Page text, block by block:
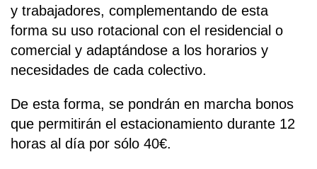
y trabajadores, complementando de esta
forma su uso rotacional con el residencial o
comercial y adaptándose a los horarios y
necesidades de cada colectivo.
De esta forma, se pondrán en marcha bonos
que permitirán el estacionamiento durante 12
horas al día por sólo 40€.